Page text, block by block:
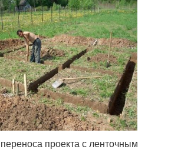
проекта с ленточным